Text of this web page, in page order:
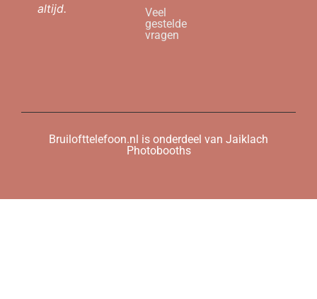
altijd.
Veel
gestelde
vragen
Bruilofttelefoon.nl is onderdeel van Jaiklach
Photobooths